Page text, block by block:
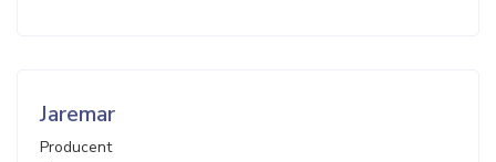
Jaremar
Producent